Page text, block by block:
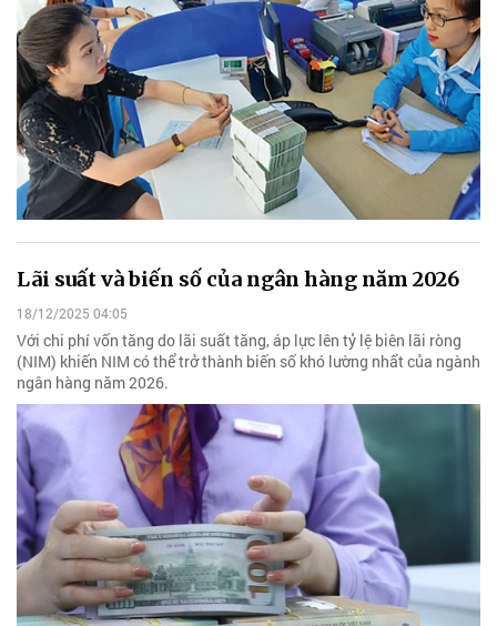
Lãi suất và biến số của ngân hàng năm 2026
18/12/2025 04:05
Với chi phí vốn tăng do lãi suất tăng, áp lực lên tỷ lệ biên lãi ròng
(NIM) khiến NIM có thể trở thành biến số khó lường nhất của ngành
ngân hàng năm 2026.